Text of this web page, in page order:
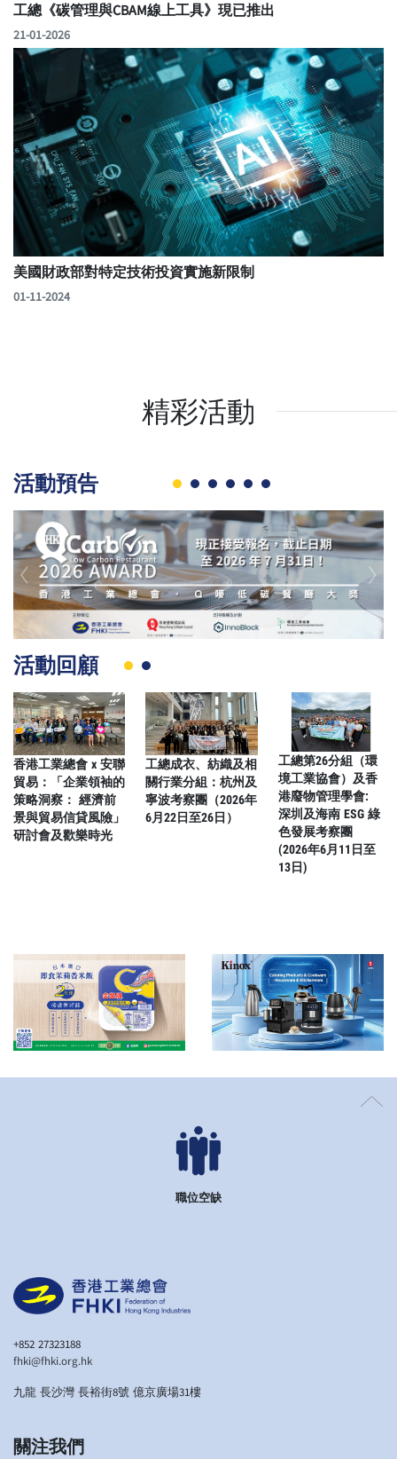
工總《碳管理與CBAM線上工具》現已推出
21-01-2026
美國財政部對特定技術投資實施新限制
01-11-2024
精彩活動
活動預告
Previous Next
活動回顧
香港工業總會 x 安聯
貿易：「企業領袖的
策略洞察： 經濟前
景與貿易信貸風險」
研討會及歡樂時光
工總成衣、紡織及相
關行業分組：杭州及
寧波考察團（2026年
6月22日至26日）
工總第26分組（環
境工業協會）及香
港廢物管理學會:
深圳及海南 ESG 綠
色發展考察團
(2026年6月11日至
13日)
+852 27323188
fhki@fhki.org.hk
九龍 長沙灣 長裕街8號 億京廣場31樓
關注我們
職位空缺